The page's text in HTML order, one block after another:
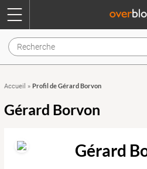
Accueil » Profil de Gérard Borvon
Gérard Borvon
Gérard